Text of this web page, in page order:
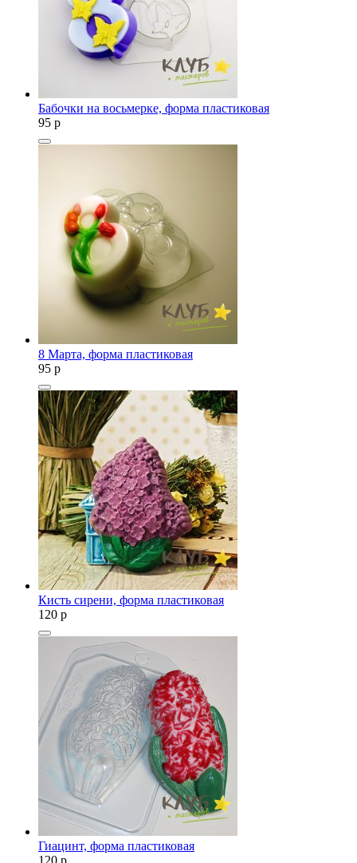
Бабочки на восьмерке, форма пластиковая
95 p
8 Марта, форма пластиковая
95 p
Кисть сирени, форма пластиковая
120 p
Гиацинт, форма пластиковая
120 p